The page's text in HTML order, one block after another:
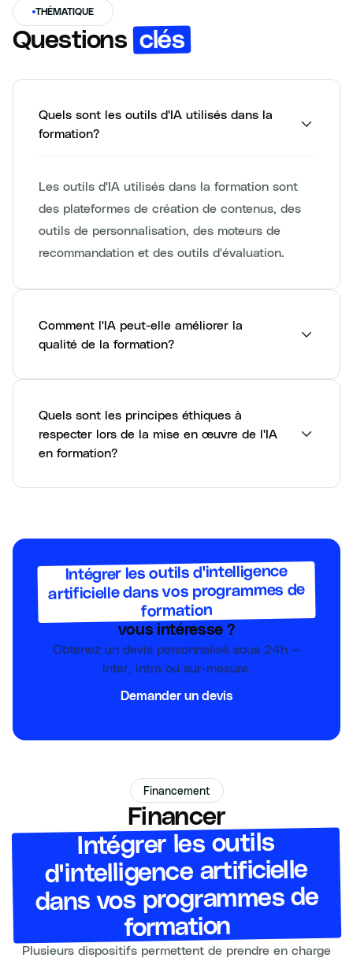
THÉMATIQUE
Questions clés
Quels sont les outils d'IA utilisés dans la
formation?
Les outils d'IA utilisés dans la formation sont
des plateformes de création de contenus, des
outils de personnalisation, des moteurs de
recommandation et des outils d'évaluation.
Comment l'IA peut-elle améliorer la
qualité de la formation?
Quels sont les principes éthiques à
respecter lors de la mise en œuvre de l'IA
en formation?
Intégrer les outils d'intelligence
artificielle dans vos programmes de
formation
vous intéresse ?
Obtenez un devis personnalisé sous 24h —
inter, intra ou sur-mesure.
Demander un devis
Financement
Financer
Intégrer les outils
d'intelligence artificielle
dans vos programmes de
formation
Plusieurs dispositifs permettent de prendre en charge